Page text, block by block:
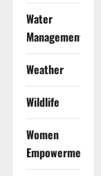
Water
Management
Weather
Wildlife
Women
Empowerment